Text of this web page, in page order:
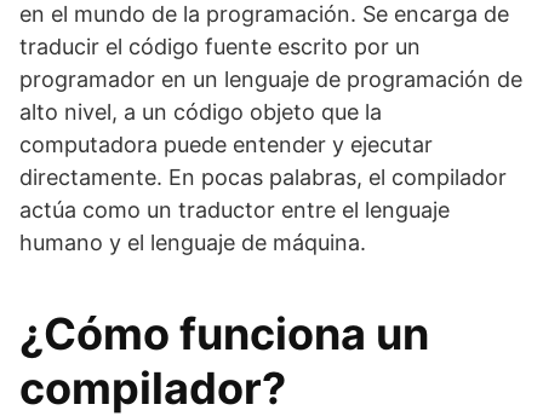
en el mundo de la programación. Se encarga de
traducir el código fuente escrito por un
programador en un lenguaje de programación de
alto nivel, a un código objeto que la
computadora puede entender y ejecutar
directamente. En pocas palabras, el compilador
actúa como un traductor entre el lenguaje
humano y el lenguaje de máquina.
¿Cómo funciona un
compilador?